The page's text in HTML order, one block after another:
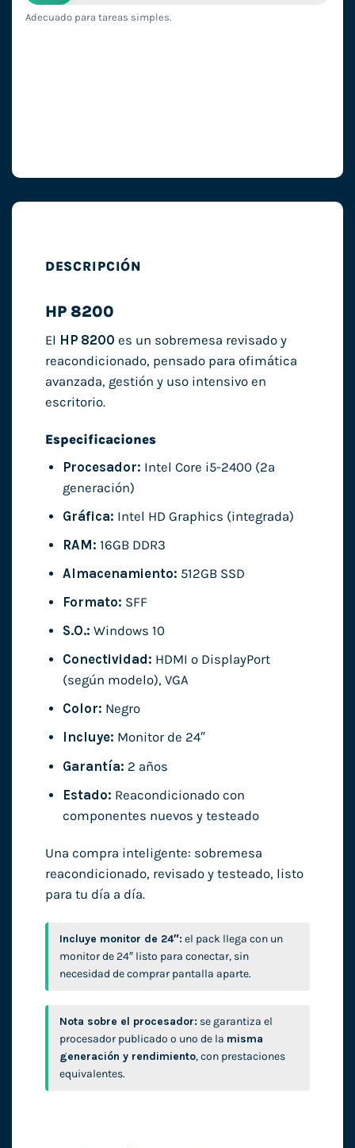
Adecuado para tareas simples.
DESCRIPCIÓN
HP 8200
El HP 8200 es un sobremesa revisado y
reacondicionado, pensado para ofimática
avanzada, gestión y uso intensivo en
escritorio.
Especificaciones
Procesador: Intel Core i5-2400 (2ª
generación)
Gráfica: Intel HD Graphics (integrada)
RAM: 16GB DDR3
Almacenamiento: 512GB SSD
Formato: SFF
S.O.: Windows 10
Conectividad: HDMI o DisplayPort
(según modelo), VGA
Color: Negro
Incluye: Monitor de 24″
Garantía: 2 años
Estado: Reacondicionado con
componentes nuevos y testeado
Una compra inteligente: sobremesa
reacondicionado, revisado y testeado, listo
para tu día a día.
Incluye monitor de 24″: el pack llega con un
monitor de 24″ listo para conectar, sin
necesidad de comprar pantalla aparte.
Nota sobre el procesador: se garantiza el
procesador publicado o uno de la misma
generación y rendimiento, con prestaciones
equivalentes.